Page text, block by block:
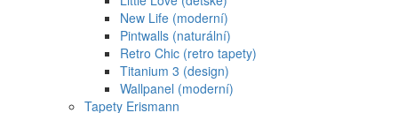
New Life (moderní)
Pintwalls (naturální)
Retro Chic (retro tapety)
Titanium 3 (design)
Wallpanel (moderní)
Tapety Erismann